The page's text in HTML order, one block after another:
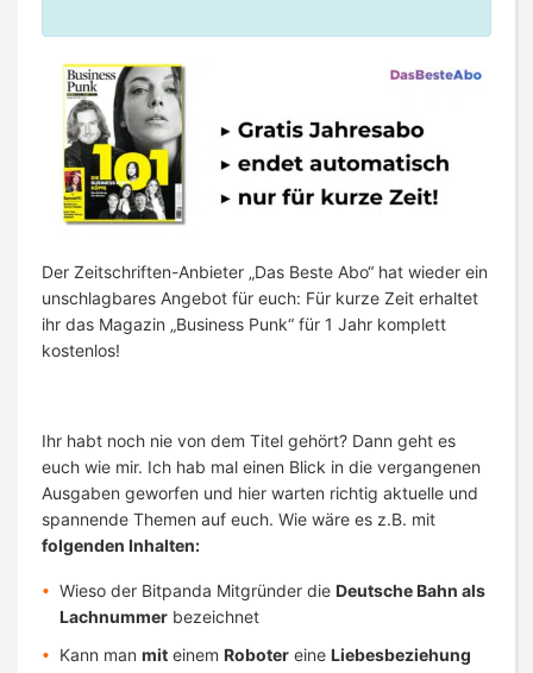
Der Zeitschriften-Anbieter „Das Beste Abo“ hat wieder ein
unschlagbares Angebot für euch: Für kurze Zeit erhaltet
ihr das Magazin „Business Punk“ für 1 Jahr komplett
kostenlos!
Ihr habt noch nie von dem Titel gehört? Dann geht es
euch wie mir. Ich hab mal einen Blick in die vergangenen
Ausgaben geworfen und hier warten richtig aktuelle und
spannende Themen auf euch. Wie wäre es z.B. mit
folgenden Inhalten:
Wieso der Bitpanda Mitgründer die Deutsche Bahn als
Lachnummer bezeichnet
Kann man mit einem Roboter eine Liebesbeziehung